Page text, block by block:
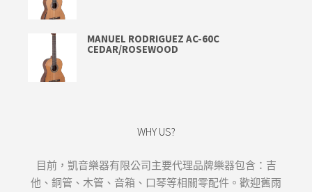
MANUEL RODRIGUEZ AC-60C
CEDAR/ROSEWOOD
WHY US?
目前，凱音樂器有限公司主要代理品牌樂器包含：吉
他、銅管、木管、音箱、口琴等相關零配件。歡迎舊雨